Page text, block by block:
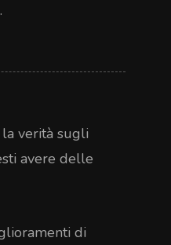
verità sugli
avere delle
di